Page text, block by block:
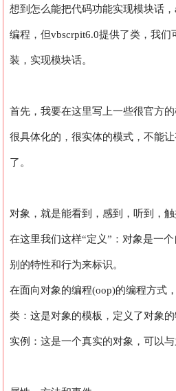
想到怎么能把代码功能实现模块话
编程，但vbscrpit6.0提供了类，我
装，实现模块话。
首先，我要在这里写上一些很官方
很具体化的，很实体的模式，不能
了。
对象，就是能看到，感到，听到，
在这里我们这样“定义”：对象是一
别的特性和行为来标识。
在面向对象的编程(oop)的编程方式
类：这是对象的模板，定义了对象的
实例：这是一个真实的对象，可以与